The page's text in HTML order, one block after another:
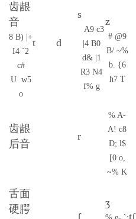
齿龈
音
8 B) |+
I4 `2
c#
U w5
o
t d
s
A9 c3
|4 B0
d& |1
R3 N4
f% g
z
# @9
B/ ~%
b. {6
h7 T
齿龈
后音
r
% A-
A! c8
D; l$
[0 o,
~% K
舌面
硬腭
ʃ
ʒ
tʃ